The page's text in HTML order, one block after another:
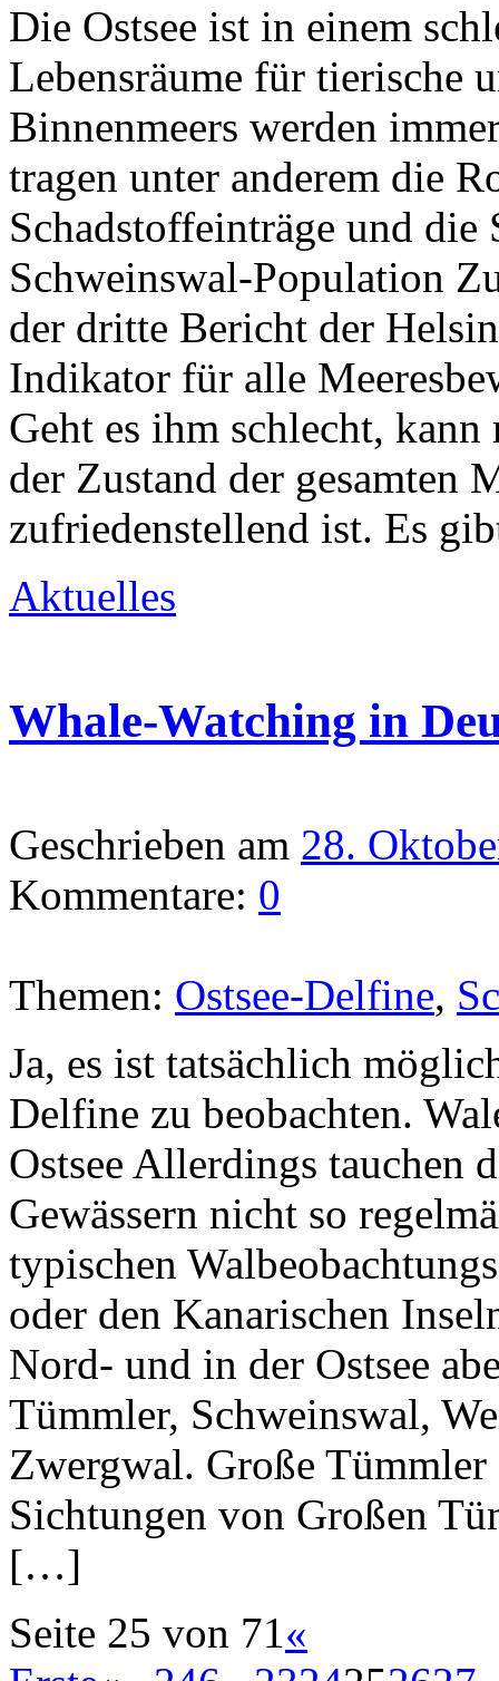
Die Ostsee ist in einem
Lebensräume für tierische
Binnenmeers werden
tragen unter anderem die
Schadstoffeinträge und
Schweinswal-Population
der dritte Bericht der
Indikator für alle
Geht es ihm schlecht, kann
der Zustand der gesamten
zufriedenstellend ist. Es
Aktuelles
Whale-Watching in
Geschrieben am 28.
Kommentare: 0
Themen: Ostsee-Delfine,
Ja, es ist tatsächlich
Delfine zu beobachten.
Ostsee Allerdings tauchen
Gewässern nicht so
typischen
oder den Kanarischen
Nord- und in der Ostsee
Tümmler, Schweinswal,
Zwergwal. Große Tümmler
Sichtungen von Großen
[…]
Seite 25 von 71«